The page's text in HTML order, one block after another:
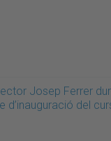
Josep Ferrer
d’inauguració del